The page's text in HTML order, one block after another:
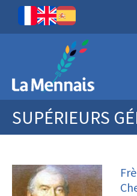
SUPÉRIEURS